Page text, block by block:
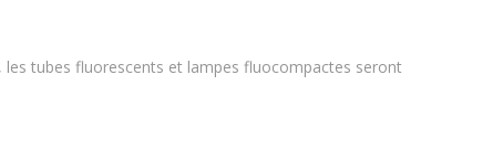
les tubes fluorescents et lampes fluocompactes seront